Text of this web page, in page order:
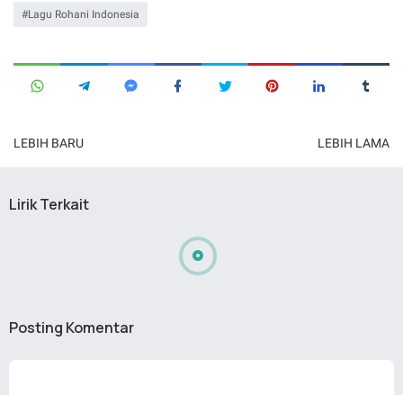
Lagu Rohani Indonesia
LEBIH BARU LEBIH LAMA
Lirik Terkait
Posting Komentar